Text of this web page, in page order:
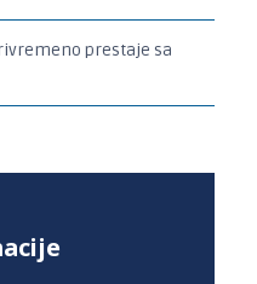
prestaje sa